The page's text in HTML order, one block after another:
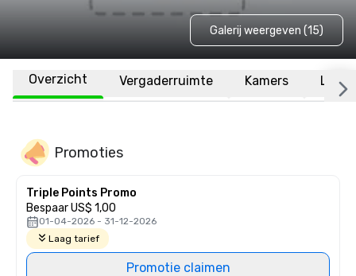
Galerij weergeven (15)
Overzicht Vergaderruimte Kamers
Promoties
Triple Points Promo
Bespaar US$ 1,00
01-04-2026 - 31-12-2026
Laag tarief
Promotie claimen